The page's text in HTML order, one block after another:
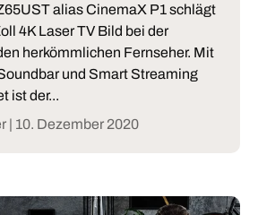
alias CinemaX P1 schlägt
4K Laser TV Bild bei der
herkömmlichen Fernseher. Mit
und Smart Streaming
ist der...
| 10. Dezember 2020